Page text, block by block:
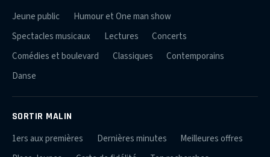
Jeune public
Humour et One man show
Spectacles musicaux
Lectures
Concerts
Comédies et boulevard
Classiques
Contemporains
Danse
SORTIR MALIN
1ers aux premières Dernières minutes
Meilleures offres